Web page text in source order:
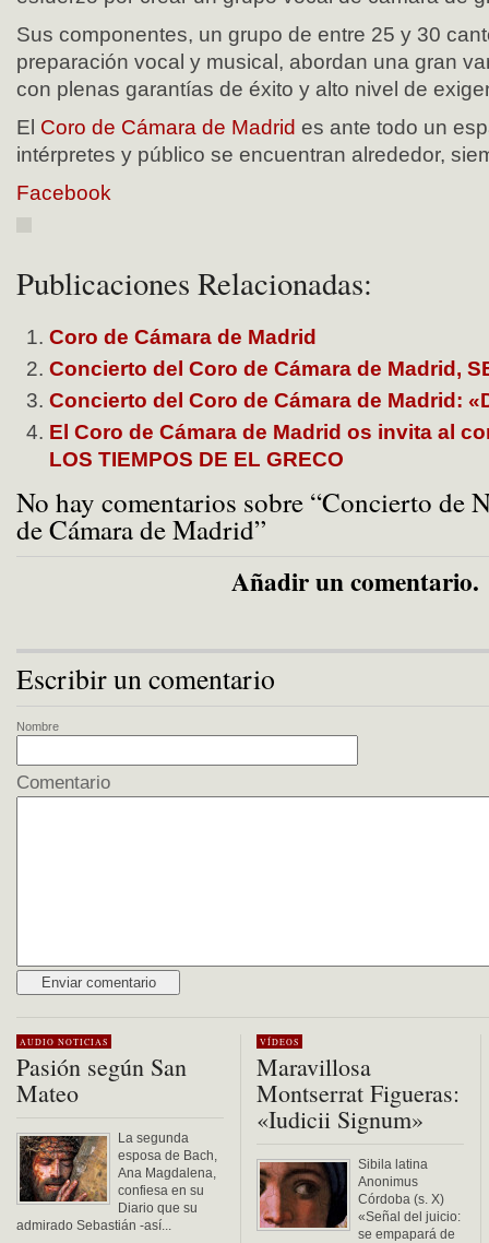
Sus componentes, un grupo de entre 25 y 30
preparación vocal y musical, abordan una gran
con plenas garantías de éxito y alto nivel de
El Coro de Cámara de Madrid es ante todo un
intérpretes y público se encuentran alrededor,
Facebook
Publicaciones Relacionadas:
Coro de Cámara de Madrid
Concierto del Coro de Cámara de Madrid,
Concierto del Coro de Cámara de Madrid:
El Coro de Cámara de Madrid os invita al
LOS TIEMPOS DE EL GRECO
No hay comentarios sobre “Concierto de
de Cámara de Madrid”
Añadir un comentario.
Escribir un comentario
Nombre
Comentario
AUDIO NOTICIAS
Pasión según San
Mateo
La segunda
esposa de Bach,
Ana Magdalena,
confiesa en su
Diario que su
admirado Sebastián -así...
VÍDEOS
Maravillosa
Montserrat Figueras:
«Iudicii Signum»
Sibila latina
Anonimus
Córdoba (s. X)
«Señal del juicio:
se empapará de